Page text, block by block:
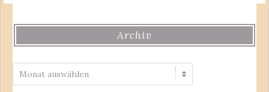
Archiv